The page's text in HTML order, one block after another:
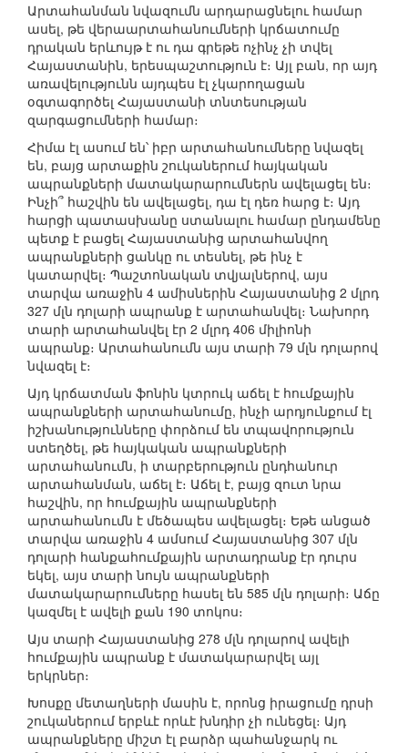
Արտահանման նվազումն արդարացնելու համար
ասել, թե վերաարտահանումների կրճատումը
դրական երևույթ է ու դա գրեթե ոչինչ չի տվել
Հայաստանին, երեսպաշտություն է։ Այլ բան, որ այդ
առավելությունն այդպես էլ չկարողացան
օգտագործել Հայաստանի տնտեսության
զարգացումների համար։
Հիմա էլ ասում են՝ իբր արտահանումները նվազել
են, բայց արտաքին շուկաներում հայկական
ապրանքների մատակարարումներն ավելացել են։
Ինչի՞ հաշվին են ավելացել, դա էլ դեռ հարց է։ Այդ
հարցի պատասխանը ստանալու համար ընդամենը
պետք է բացել Հայաստանից արտահանվող
ապրանքների ցանկը ու տեսնել, թե ինչ է
կատարվել։ Պաշտոնական տվյալներով, այս
տարվա առաջին 4 ամիսներին Հայաստանից 2 մլրդ
327 մլն դոլարի ապրանք է արտահանվել։ Նախորդ
տարի արտահանվել էր 2 մլրդ 406 միլիոնի
ապրանք։ Արտահանումն այս տարի 79 մլն դոլարով
նվազել է։
Այդ կրճատման ֆոնին կտրուկ աճել է հումքային
ապրանքների արտահանումը, ինչի արդյունքում էլ
իշխանությունները փորձում են տպավորություն
ստեղծել, թե հայկական ապրանքների
արտահանումն, ի տարբերություն ընդհանուր
արտահանման, աճել է։ Աճել է, բայց զուտ նրա
հաշվին, որ հումքային ապրանքների
արտահանումն է մեծապես ավելացել։ Եթե անցած
տարվա առաջին 4 ամսում Հայաստանից 307 մլն
դոլարի հանքահումքային արտադրանք էր դուրս
եկել, այս տարի նույն ապրանքների
մատակարարումները հասել են 585 մլն դոլարի։ Աճը
կազմել է ավելի քան 190 տոկոս։
Այս տարի Հայաստանից 278 մլն դոլարով ավելի
հումքային ապրանք է մատակարարվել այլ
երկրներ։
Խոսքը մետաղների մասին է, որոնց իրացումը դրսի
շուկաներում երբևէ որևէ խնդիր չի ունեցել։ Այդ
ապրանքները միշտ էլ բարձր պահանջարկ ու